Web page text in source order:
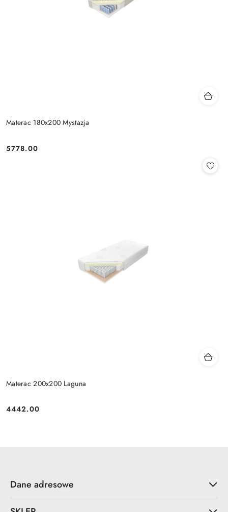
Materac 180x200 Mystazja
Cena:
5778.00
Materac 200x200 Laguna
Cena:
4442.00
Dane adresowe